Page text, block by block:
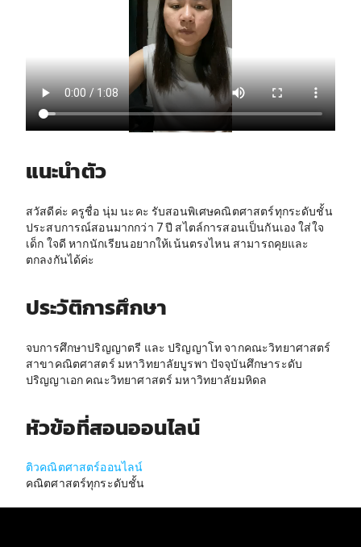
แนะนำตัว
สวัสดีค่ะ ครูชื่อ นุ่ม นะคะ รับสอนพิเศษคณิตศาสตร์ทุกระดับชั้น
ประสบการณ์สอนมากกว่า 7 ปี สไตล์การสอนเป็นกันเอง ใส่ใจ
เด็ก ใจดี หากนักเรียนอยากให้เน้นตรงไหน สามารถคุยและ
ตกลงกันได้ค่ะ
ประวัติการศึกษา
จบการศึกษาปริญญาตรี และ ปริญญาโท จากคณะวิทยาศาสตร์
สาขาคณิตศาสตร์ มหาวิทยาลัยบูรพา ปัจจุบันศึกษาระดับ
ปริญญาเอก คณะวิทยาศาสตร์ มหาวิทยาลัยมหิดล
หัวข้อที่สอนออนไลน์
ติวคณิตศาสตร์ออนไลน์
คณิตศาสตร์ทุกระดับชั้น